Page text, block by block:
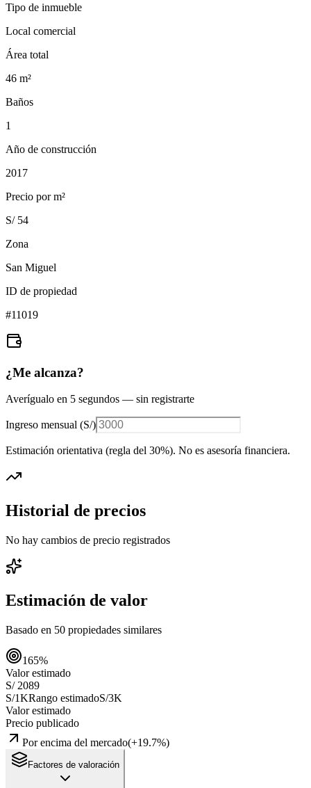
Tipo de inmueble
Local comercial
Área total
46 m²
Baños
1
Año de construcción
2017
Precio por m²
S/ 54
Zona
San Miguel
ID de propiedad
#11019
¿Me alcanza?
Averígualo en 5 segundos — sin registrarte
Ingreso mensual (S/)
Estimación orientativa (regla del 30%). No es asesoría financiera.
Historial de precios
No hay cambios de precio registrados
Estimación de valor
Basado en 50 propiedades similares
165%
Valor estimado
S/ 2089
S/1KRango estimadoS/3K
Valor estimado
Precio publicado
Por encima del mercado(+19.7%)
Factores de valoración